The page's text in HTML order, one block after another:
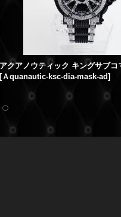
[Ａquanautic-ksc-dia-mask-ad]